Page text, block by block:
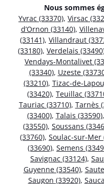
Nous sommes
Yvrac (33370), Virsac
d’Ornon (33140),
(33141), Villandraut
(33180), Verdelais
Vendays-Montalivet
(33340), Uzeste
(33210), Tizac-de-
(33420), Teuillac
Tauriac (33710), Tarnès
(33400), Talais (33590),
(33550), Soussans
(33760), Soulac-sur-Mer
(33690), Semens
Savignac (33124),
Guyenne (33540),
Saugon (33920),